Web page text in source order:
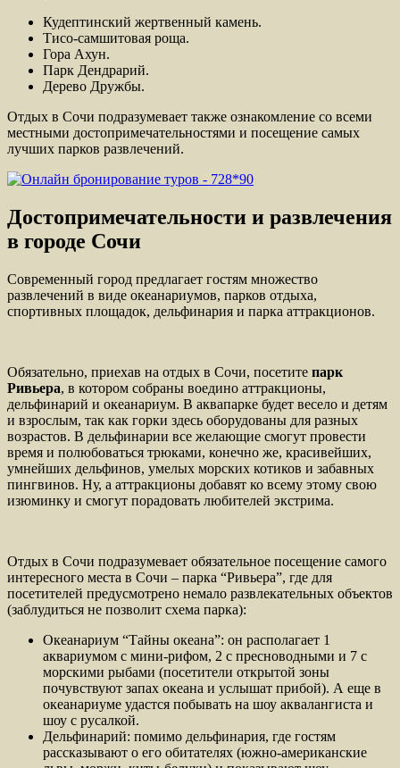
Кудептинский жертвенный камень.
Тисо-самшитовая роща.
Гора Ахун.
Парк Дендрарий.
Дерево Дружбы.
Отдых в Сочи подразумевает также ознакомление со всеми
местными достопримечательностями и посещение самых
лучших парков развлечений.
Достопримечательности и развлечения
в городе Сочи
Современный город предлагает гостям множество
развлечений в виде океанариумов, парков отдыха,
спортивных площадок, дельфинария и парка аттракционов.
Обязательно, приехав на отдых в Сочи, посетите парк
Ривьера, в котором собраны воедино аттракционы,
дельфинарий и океанариум. В аквапарке будет весело и детям
и взрослым, так как горки здесь оборудованы для разных
возрастов. В дельфинарии все желающие смогут провести
время и полюбоваться трюками, конечно же, красивейших,
умнейших дельфинов, умелых морских котиков и забавных
пингвинов. Ну, а аттракционы добавят ко всему этому свою
изюминку и смогут порадовать любителей экстрима.
Отдых в Сочи подразумевает обязательное посещение самого
интересного места в Сочи – парка “Ривьера”, где для
посетителей предусмотрено немало развлекательных объектов
(заблудиться не позволит схема парка):
Океанариум “Тайны океана”: он располагает 1
аквариумом с мини-рифом, 2 с пресноводными и 7 с
морскими рыбами (посетители открытой зоны
почувствуют запах океана и услышат прибой). А еще в
океанариуме удастся побывать на шоу аквалангиста и
шоу с русалкой.
Дельфинарий: помимо дельфинария, где гостям
рассказывают о его обитателях (южно-американские